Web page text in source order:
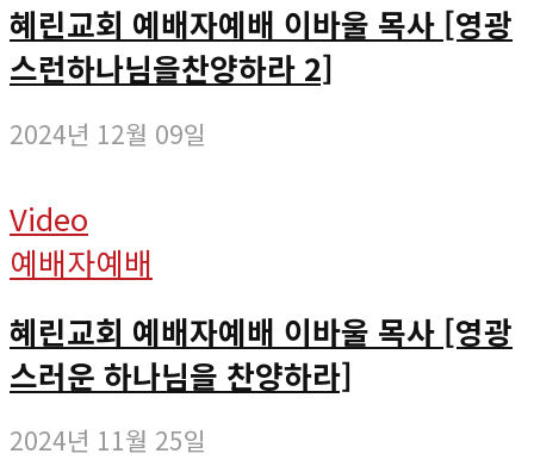
혜린교회 예배자예배 이바울 목사 [영광
스런하나님을찬양하라 2]
2024년 12월 09일
Video
예배자예배
혜린교회 예배자예배 이바울 목사 [영광
스러운 하나님을 찬양하라]
2024년 11월 25일